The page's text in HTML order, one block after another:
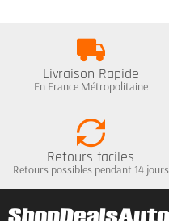
Livraison Rapide
En France Métropolitaine
Retours faciles
Retours possibles pendant 14 jours